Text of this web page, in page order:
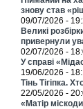
знову став
09/07/2026 -
Великі
привернули
02/07/2026 -
У справі
19/06/2026 -
Тінь Тігіпка.
22/05/2026 -
«Матір